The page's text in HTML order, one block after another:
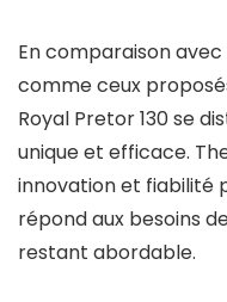
En comparaison avec
comme ceux
Royal Pretor 130 se
unique et efficace.
innovation et fiabilité
répond aux besoins
restant abordable.